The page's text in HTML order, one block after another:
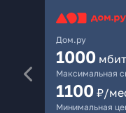
Дом.ру
1000
Максимальная
1100 ₽/
Минимальная